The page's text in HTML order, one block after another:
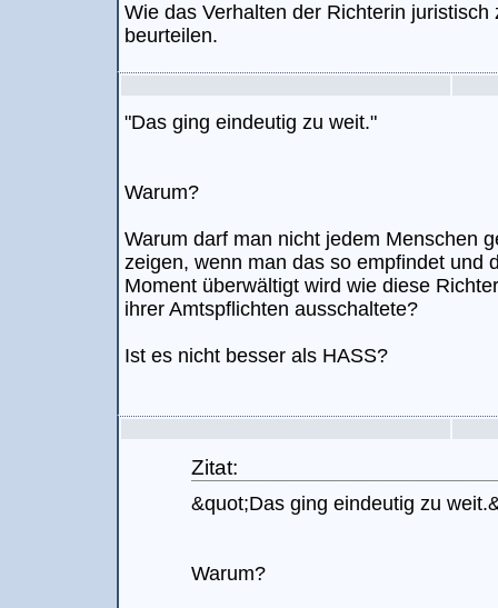
Wie das Verhalten der Richterin
beurteilen.
"Das ging eindeutig zu weit."
Warum?
Warum darf man nicht jedem Menschen
zeigen, wenn man das so empfindet und
Moment überwältigt wird wie diese
ihrer Amtspflichten ausschaltete?
Ist es nicht besser als HASS?
Zitat:
&quot;Das ging eindeutig zu
Warum?